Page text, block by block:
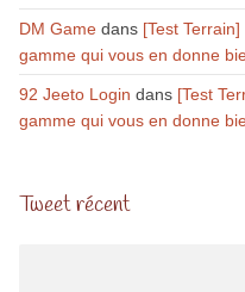
DM Gamedans [Test
gamme qui vous en donne
92 Jeeto Login dans [Test
gamme qui vous en donne
Tweet récent